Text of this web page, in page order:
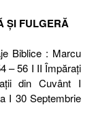
ȘI FULGERĂ
Biblice : Marcu
– 56 I II Împăraţi
din Cuvânt I
I 30 Septembrie